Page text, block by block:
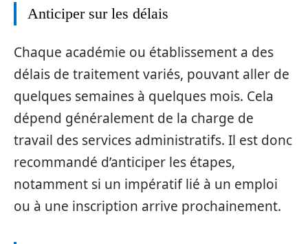
Anticiper sur les délais
Chaque académie ou établissement a des
délais de traitement variés, pouvant aller de
quelques semaines à quelques mois. Cela
dépend généralement de la charge de
travail des services administratifs. Il est donc
recommandé d’anticiper les étapes,
notamment si un impératif lié à un emploi
ou à une inscription arrive prochainement.